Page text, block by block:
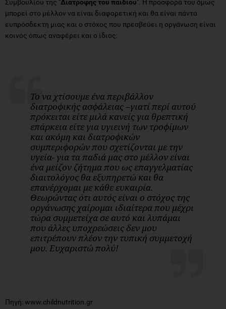
Συμβουλίου της "Διατροφής του παιδιού". Η προσφορά του όμως
μπορεί στο μέλλον να είναι διαφορετική και θα είναι πάντα
ευπρόσδεκτη μιας και ο στόχος που πρεσβεύει η οργάνωση είναι
κοινός όπως αναφέρει και ο ίδιος:
Το να χτίσουμε ένα περιβάλλον
διατροφικής ασφάλειας –γιατί περί αυτού
πρόκειται είτε μιλά κανείς για θρεπτική
επάρκεια είτε για υγιεινή των τροφίμων
και ακόμη και διατροφικών
συμπεριφορών που σχετίζονται με την
υγεία- για τα παδιά μας στο μέλλον είναι
ένα μείζον ζήτημα που ως επαγγελματίας
διαιτολόγος θα εξυπηρετώ και θα
επανέρχομαι με κάθε ευκαιρία.
Θεωρώντας ότι αυτός είναι ο στόχος της
οργάνωσης χαίρομαι ιδιαίτερα που μέχρι
τώρα συμμετείχα σε αυτό και λυπάμαι
που άλλες υποχρεώσεις δεν μου
επιτρέπουν πλέον την τυπική συμμετοχή
μου. Ευχαριστώ πολύ!
Πηγή: www.childnutrition.gr